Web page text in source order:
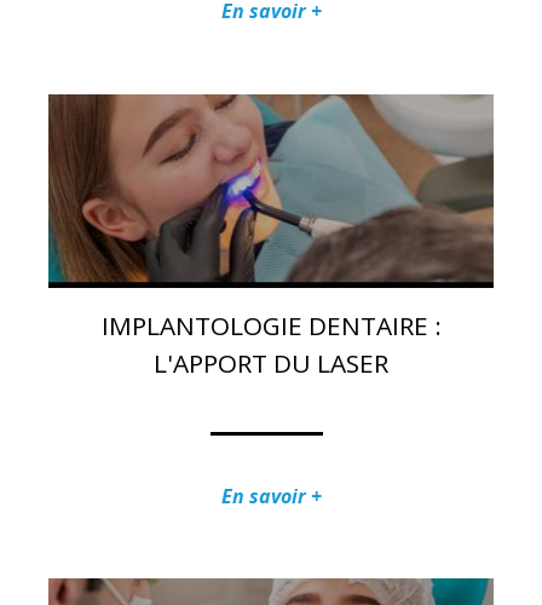
En savoir +
IMPLANTOLOGIE DENTAIRE :
L'APPORT DU LASER
En savoir +